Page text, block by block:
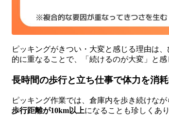
ピッキングがきつい・大変と感じる理由は
的に重なることで、「続けるのが大変」と感
長時間の歩行と立ち仕事で体力を消
ピッキング作業では、倉庫内を歩き続けな
歩行距離が10km以上になることも珍しくあり